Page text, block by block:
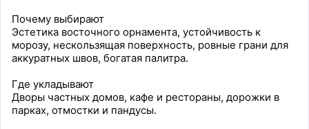
Почему выбирают
Эстетика восточного орнамента, устойчивость к
морозу, нескользящая поверхность, ровные грани для
аккуратных швов, богатая палитра.
Где укладывают
Дворы частных домов, кафе и рестораны, дорожки в
парках, отмостки и пандусы.